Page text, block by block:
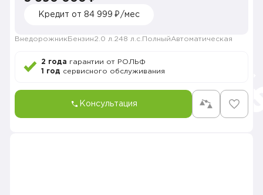
Кредит от 84 999 ₽/мес
Внедорожник Бензин2.0 л. 248 л.с. ПолныйАвтоматическая
2 года гарантии от РОЛЬФ
1 год сервисного обслуживания
Консультация